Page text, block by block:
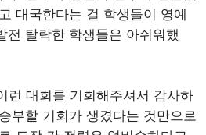
대국한다는 걸 학생들이 영예
전 탈락한 학생들은 아쉬워했
런 대회를 기회해주셔서 감사하
부할 기회가 생겼다는 것만으로